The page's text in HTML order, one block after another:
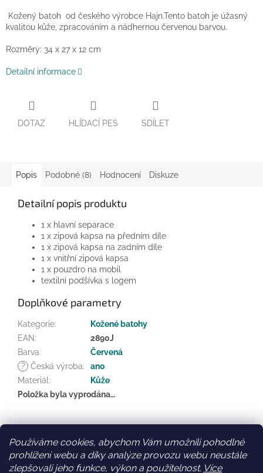
Používáme cookies, abychom Vám umožnili pohodlné
prohlížení webu a díky analýze provozu webu neustále
zlepšovali jeho funkce, výkon a použitelnost. Více
Kožený batoh od českého výrobce Hajn.Tento batoh je úžasný
kvalitou kůže, zpracováním a nádhernou červenou barvou.
Rozměry: 34 x 27 x 12 cm
Detailní informace
DOTAZ HLÍDACÍ PES SDÍLET
Popis Podobné (8) Hodnocení Diskuze
Detailní popis produktu
1 x hlavní separace
1 x zipová kapsa na předním díle
1 x zipová kapsa na zadním díle
1 x vnitřní zipová kapsa
1 x pouzdro na mobil
textilní podšívka s logem
Doplňkové parametry
Kategorie:
Kožené batohy
EAN:
2890J
Barva:
Červená
?
Česká výroba:
ano
Materiál :
Kůže
Položka byla vyprodána…
Z
Facebook Věrnostní slevy